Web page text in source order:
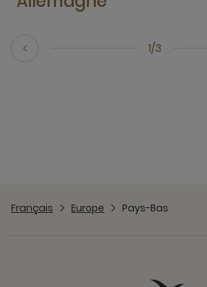
1/3
Français Europe Pays-Bas